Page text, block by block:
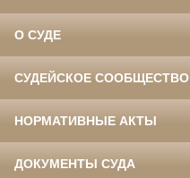
О СУДЕ
СУДЕЙСКОЕ СООБЩЕСТВО
НОРМАТИВНЫЕ АКТЫ
ДОКУМЕНТЫ СУДА